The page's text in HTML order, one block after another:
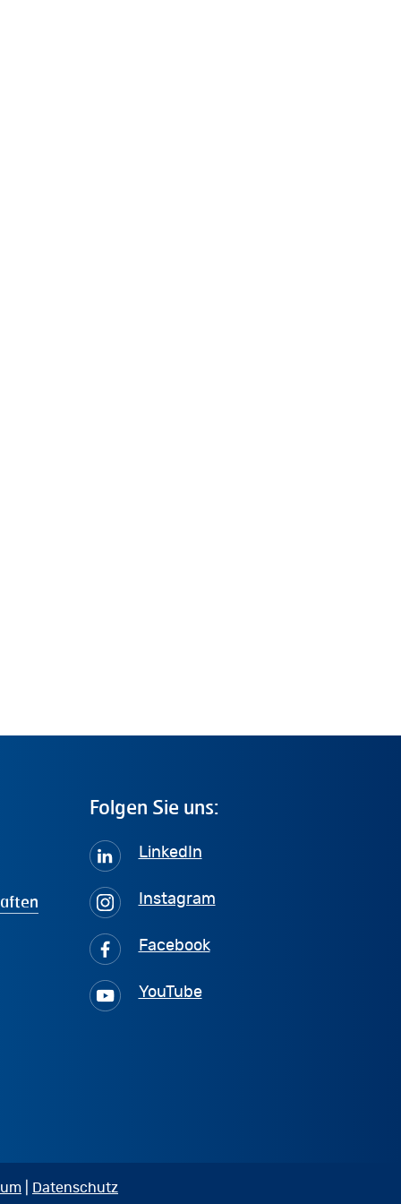
Folgen Sie uns:
LinkedIn
Instagram
Facebook
YouTube
Datenschutz